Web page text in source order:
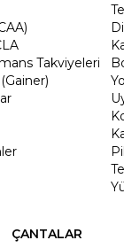
Takviyeleri
ÇANTALAR